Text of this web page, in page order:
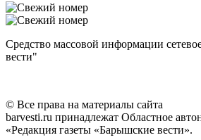
Средство массовой информации
вести"
© Все права на материалы сайта
barvesti.ru принадлежат Областное
«Редакция газеты «Барышские вести».